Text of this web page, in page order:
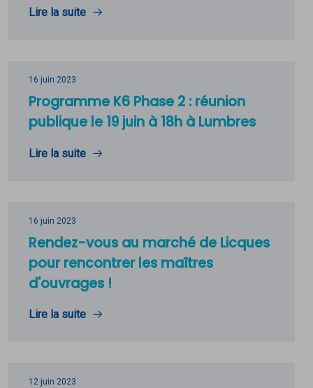
Lire la suite
16 juin 2023
Programme K6 Phase 2 : réunion
publique le 19 juin à 18h à Lumbres
Lire la suite
16 juin 2023
Rendez-vous au marché de Licques
pour rencontrer les maîtres
d'ouvrages !
Lire la suite
12 juin 2023